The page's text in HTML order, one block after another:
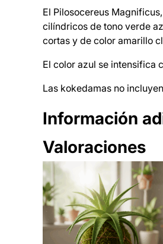
El Pilosocereus
cilíndricos de tono verde
cortas y de color amarillo
El color azul se intensifica
Las kokedamas no
Información
A
b
u
t
o
a
l
o
r
Valoraciones
0